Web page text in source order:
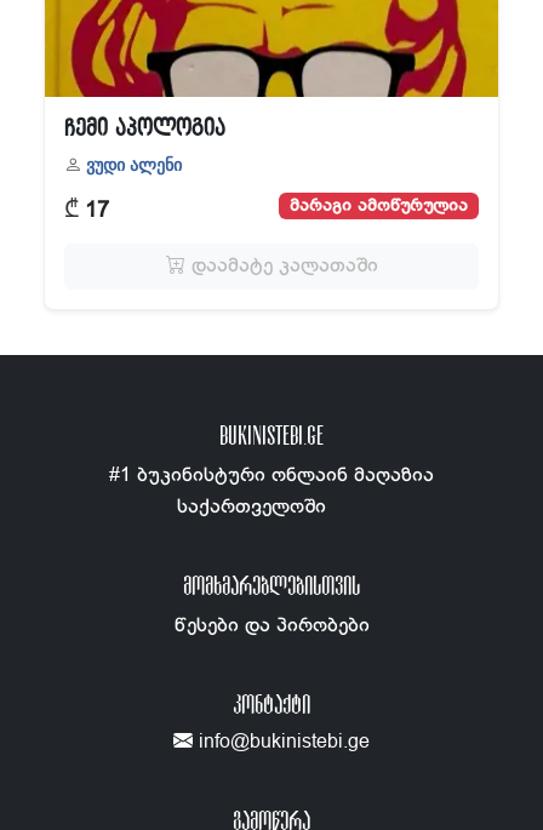
ჩემი აპოლოგია
ვუდი ალენი
₾ 17 მარაგი ამოწურულია
დაამატე კალათაში
BUKINISTEBI.GE
#1 ბუკინისტური ონლაინ მაღაზია
საქართველოში
ᲛᲝᲛᲮᲛᲐᲠᲔᲑᲚᲔᲑᲘᲡᲗᲕᲘᲡ
წესები და პირობები
ᲙᲝᲜᲢᲐᲥᲢᲘ
info@bukinistebi.ge
გამოწერა